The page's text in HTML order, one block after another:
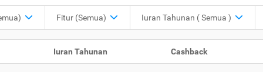
Fitur (Semua) Iuran Tahunan ( Semua )
Iuran Tahunan Cashback